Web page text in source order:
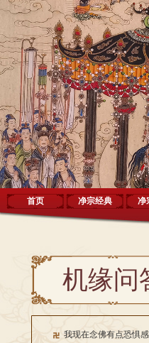
首页 净宗经典 净
机缘问
我现在念佛有点恐惧